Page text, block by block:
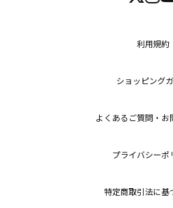
利用規約
ショッピング
よくあるご質問・お
プライバシーポ
特定商取引法に基